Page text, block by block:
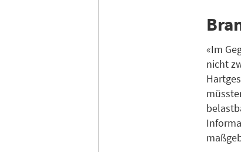
«Im
nicht